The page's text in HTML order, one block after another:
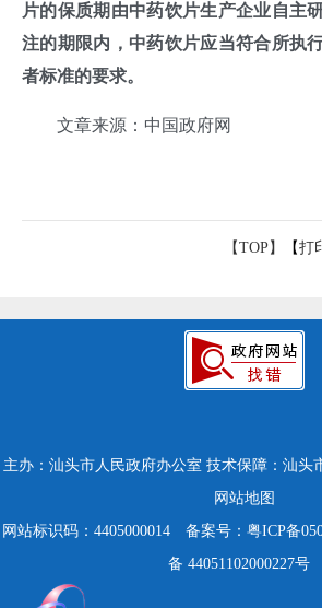
片的保质期由中药饮片生产企业自主
注的期限内，中药饮片应当符合所执
者标准的要求。
文章来源：中国政府网
【TOP】 【打
主办：汕头市人民政府办公室 技术保障：汕头
网站地图
网站标识码：4405000014
备案号：粤ICP备
备 44051102000227号